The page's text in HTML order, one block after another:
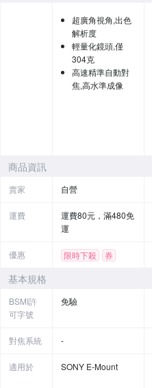
超廣角視角,出色
解析度
輕量化鏡頭,僅
304克
高速精準自動對
焦,高水準成像
商品資訊
賣家 自營
運費
運費80元，滿480免
運
優惠 限時下殺 券
基本規格
BSMI許
可字號
免驗
對焦系統 -
適用於 SONY E-Mount